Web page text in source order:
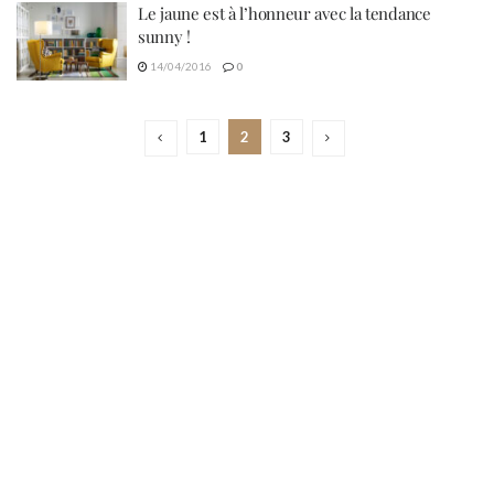
Le jaune est à l’honneur avec la tendance
sunny !
14/04/2016 0
1 2 3